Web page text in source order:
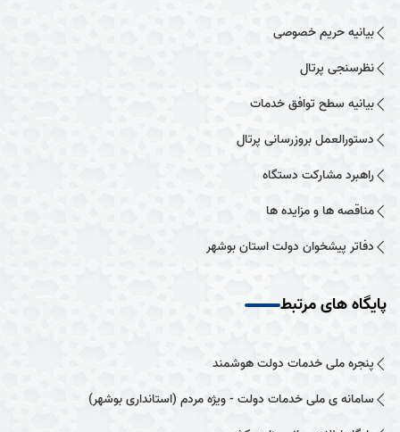
بیانیه حریم خصوصی
نظرسنجی پرتال
بیانیه سطح توافق خدمات
دستورالعمل بروزرسانی پرتال
راهبرد مشارکت دستگاه
مناقصه ها و مزایده ها
دفاتر پیشخوان دولت استان بوشهر
پایگاه های مرتبط
پنجره ملی خدمات دولت هوشمند
سامانه ی ملی خدمات دولت - ویژه مردم (استانداری بوشهر)